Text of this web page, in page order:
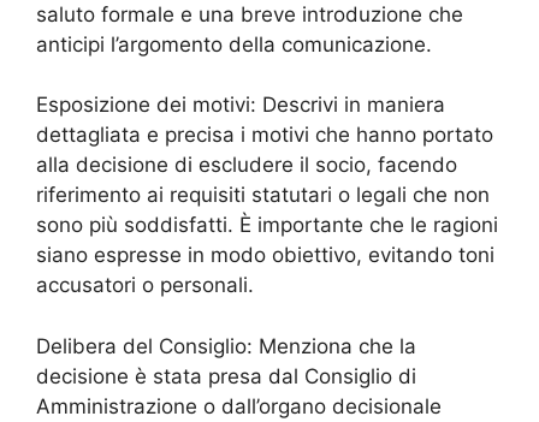
saluto formale e una breve introduzione che
anticipi l’argomento della comunicazione.
Esposizione dei motivi: Descrivi in maniera
dettagliata e precisa i motivi che hanno portato
alla decisione di escludere il socio, facendo
riferimento ai requisiti statutari o legali che non
sono più soddisfatti. È importante che le ragioni
siano espresse in modo obiettivo, evitando toni
accusatori o personali.
Delibera del Consiglio: Menziona che la
decisione è stata presa dal Consiglio di
Amministrazione o dall’organo decisionale